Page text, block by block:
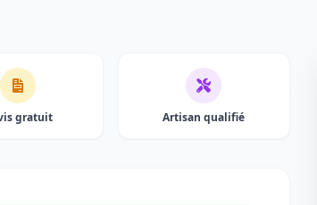
gratuit Artisan qualifié